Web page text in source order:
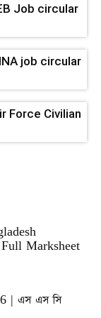
BMEB Job circular
BINA job circular
Air Force Civilian
Marksheet
| এস এস সি